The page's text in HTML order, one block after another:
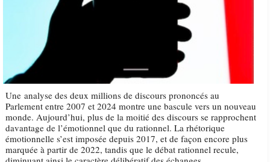
Une analyse des deux millions de discours prononcés au
Parlement entre 2007 et 2024 montre une bascule vers un nouveau
monde. Aujourd’hui, plus de la moitié des discours se rapprochent
davantage de l’émotionnel que du rationnel. La rhétorique
émotionnelle s’est imposée depuis 2017, et de façon encore plus
marquée à partir de 2022, tandis que le débat rationnel recule,